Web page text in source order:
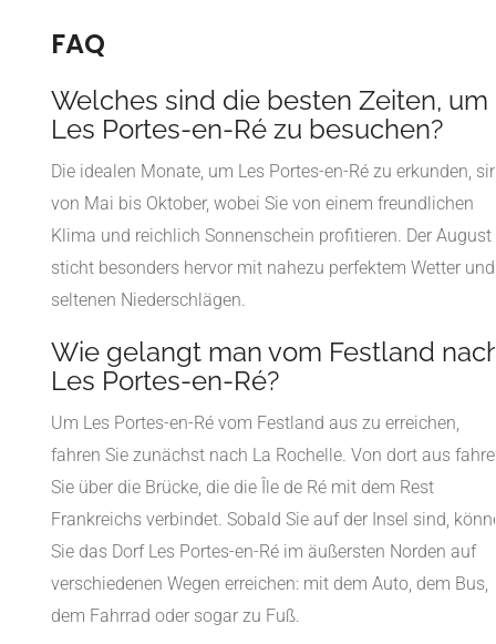
FAQ
Welches sind die besten Zeiten, um
Les Portes-en-Ré zu besuchen?
Die idealen Monate, um Les Portes-en-Ré zu erkunden,
von Mai bis Oktober, wobei Sie von einem freundlichen
Klima und reichlich Sonnenschein profitieren. Der August
sticht besonders hervor mit nahezu perfektem Wetter und
seltenen Niederschlägen.
Wie gelangt man vom Festland
Les Portes-en-Ré?
Um Les Portes-en-Ré vom Festland aus zu erreichen,
fahren Sie zunächst nach La Rochelle. Von dort aus
Sie über die Brücke, die die Île de Ré mit dem Rest
Frankreichs verbindet. Sobald Sie auf der Insel sind,
Sie das Dorf Les Portes-en-Ré im äußersten Norden auf
verschiedenen Wegen erreichen: mit dem Auto, dem Bus,
dem Fahrrad oder sogar zu Fuß.